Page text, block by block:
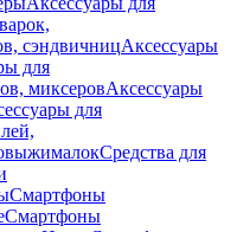
сэндвичницАксессуары
для
миксеровАксессуары
для
Средства для
Смартфоны
Смартфоны